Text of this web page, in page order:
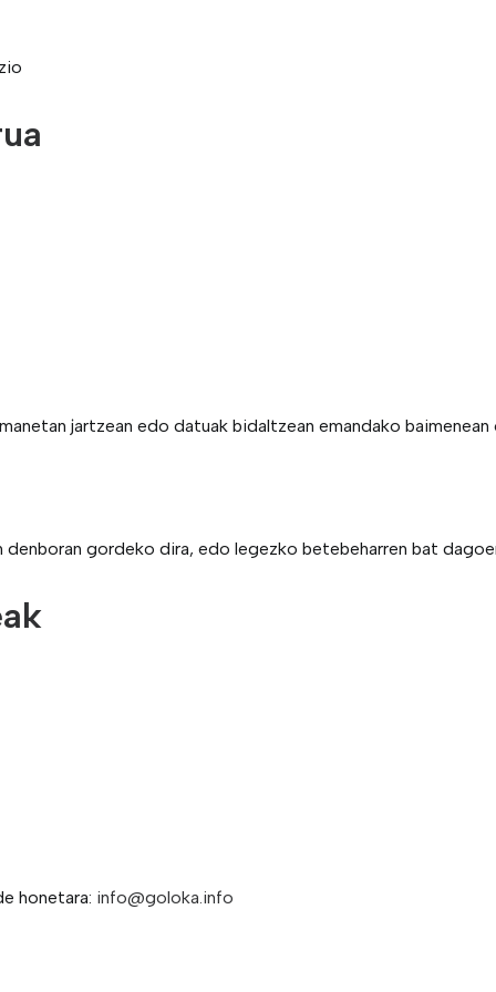
jartzean edo datuak bidaltzean emandako baimenean
denboran gordeko dira, edo legezko betebeharren bat
honetara: info@goloka.info